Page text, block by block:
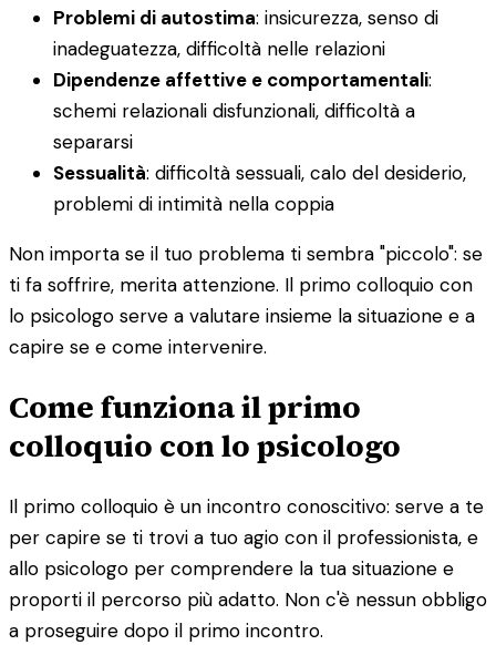
Problemi di autostima: insicurezza, senso di
inadeguatezza, difficoltà nelle relazioni
Dipendenze affettive e comportamentali:
schemi relazionali disfunzionali, difficoltà a
separarsi
Sessualità: difficoltà sessuali, calo del desiderio,
problemi di intimità nella coppia
Non importa se il tuo problema ti sembra "piccolo": se
ti fa soffrire, merita attenzione. Il primo colloquio con
lo psicologo serve a valutare insieme la situazione e a
capire se e come intervenire.
Come funziona il primo
colloquio con lo psicologo
Il primo colloquio è un incontro conoscitivo: serve a te
per capire se ti trovi a tuo agio con il professionista, e
allo psicologo per comprendere la tua situazione e
proporti il percorso più adatto. Non c'è nessun obbligo
a proseguire dopo il primo incontro.